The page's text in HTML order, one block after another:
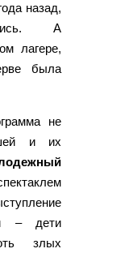
назад,
А
лагере,
была
не
и их
– дети
злых